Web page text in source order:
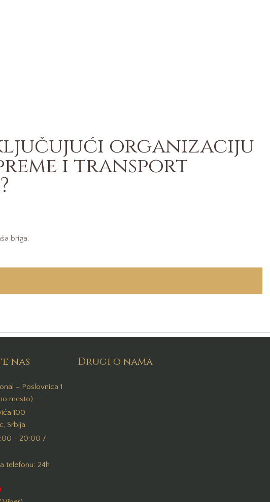
organizaciju
i transport
briga.
nas
– Poslovnica 1
mesto)
100
Srbija
- 20:00 /
telefonu: 24h
Drugi o nama